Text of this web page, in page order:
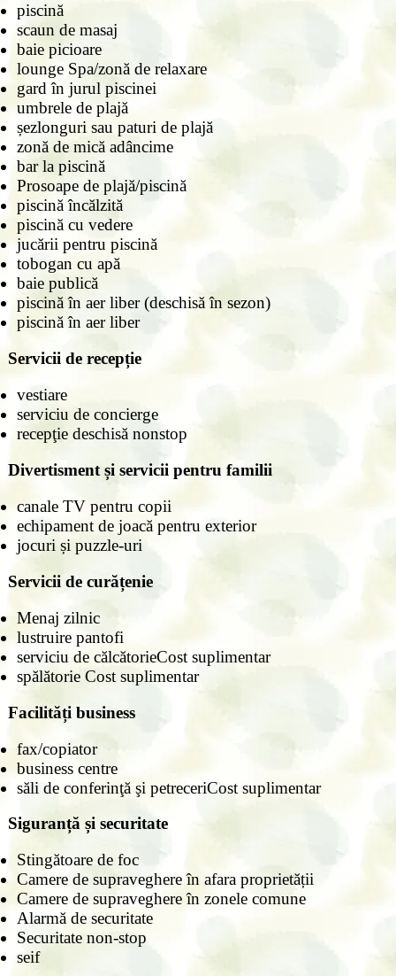
piscină
scaun de masaj
baie picioare
lounge Spa/zonă de relaxare
gard în jurul piscinei
umbrele de plajă
șezlonguri sau paturi de plajă
zonă de mică adâncime
bar la piscină
Prosoape de plajă/piscină
piscină încălzită
piscină cu vedere
jucării pentru piscină
tobogan cu apă
baie publică
piscină în aer liber (deschisă în sezon)
piscină în aer liber
Servicii de recepție
vestiare
serviciu de concierge
recepţie deschisă nonstop
Divertisment și servicii pentru familii
canale TV pentru copii
echipament de joacă pentru exterior
jocuri și puzzle-uri
Servicii de curățenie
Menaj zilnic
lustruire pantofi
serviciu de călcătorieCost suplimentar
spălătorie Cost suplimentar
Facilități business
fax/copiator
business centre
săli de conferinţă şi petreceriCost suplimentar
Siguranță și securitate
Stingătoare de foc
Camere de supraveghere în afara proprietății
Camere de supraveghere în zonele comune
Alarmă de securitate
Securitate non-stop
seif